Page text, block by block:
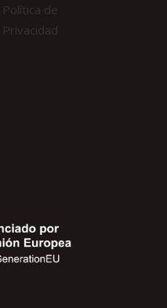
Política de
Privacidad